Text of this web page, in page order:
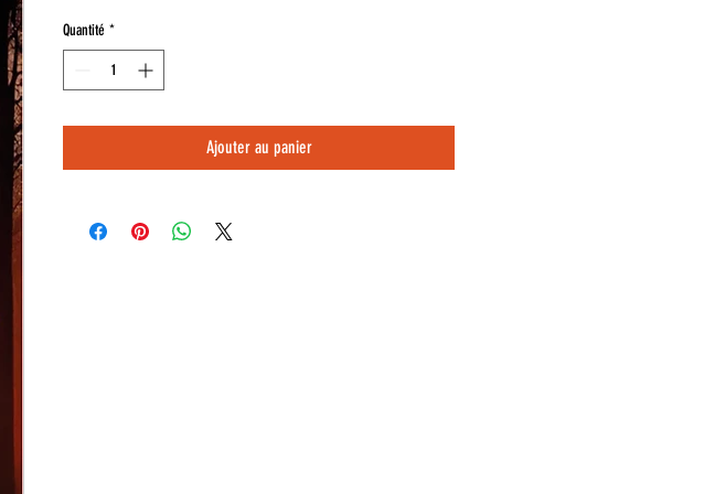
Quantité *
Ajouter au panier